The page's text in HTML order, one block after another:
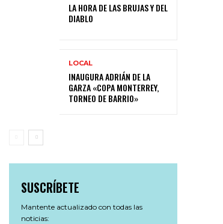
LA HORA DE LAS BRUJAS Y DEL
DIABLO
LOCAL
INAUGURA ADRIÁN DE LA
GARZA «COPA MONTERREY,
TORNEO DE BARRIO»
SUSCRÍBETE
Mantente actualizado con todas las
noticias: